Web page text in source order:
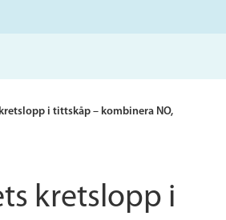
i tittskåp – kombinera NO,
kretslopp i